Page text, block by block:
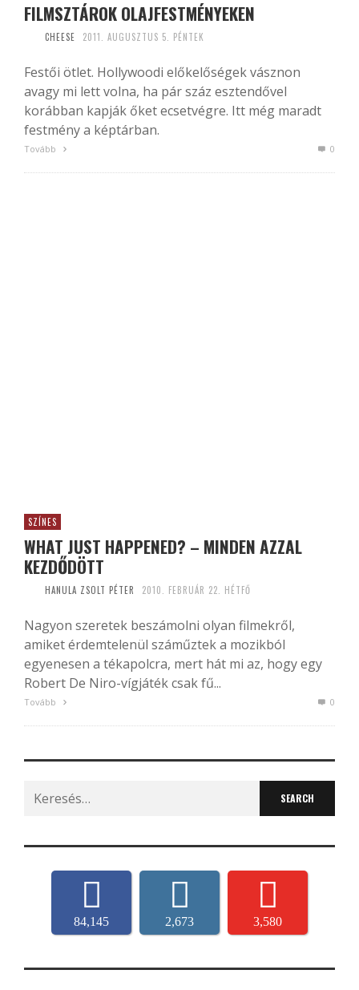
FILMSZTÁROK OLAJFESTMÉNYEKEN
CHEESE 2011. AUGUSZTUS 5. PÉNTEK
Festői ötlet. Hollywoodi előkelőségek vásznon
avagy mi lett volna, ha pár száz esztendővel
korábban kapják őket ecsetvégre. Itt még maradt
festmény a képtárban.
Tovább 0
SZÍNES
WHAT JUST HAPPENED? – MINDEN AZZAL
KEZDŐDÖTT
HANULA ZSOLT PÉTER 2010. FEBRUÁR 22. HÉTFŐ
Nagyon szeretek beszámolni olyan filmekről,
amiket érdemtelenül száműztek a mozikból
egyenesen a tékapolcra, mert hát mi az, hogy egy
Robert De Niro-vígjáték csak fű...
Tovább 0
Search
for:
84,145 2,673 3,580